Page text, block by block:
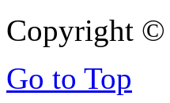
Copyright ©
Go to Top